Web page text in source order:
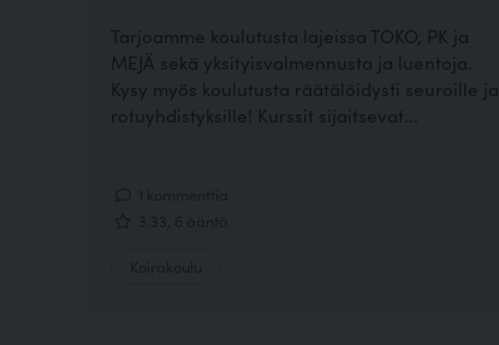
Tarjoamme koulutusta lajeissa TOKO, PK ja
MEJÄ sekä yksityisvalmennusta ja luentoja.
Kysy myös koulutusta räätälöidysti seuroille ja
rotuyhdistyksille! Kurssit sijaitsevat...